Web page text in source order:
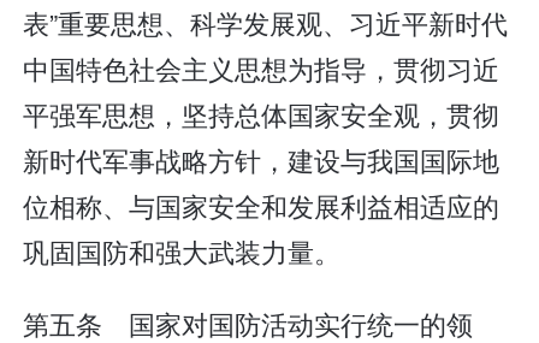
表”重要思想、科学发展观、习近平新时代
中国特色社会主义思想为指导，贯彻习近
平强军思想，坚持总体国家安全观，贯彻
新时代军事战略方针，建设与我国国际地
位相称、与国家安全和发展利益相适应的
巩固国防和强大武装力量。
第五条 国家对国防活动实行统一的领